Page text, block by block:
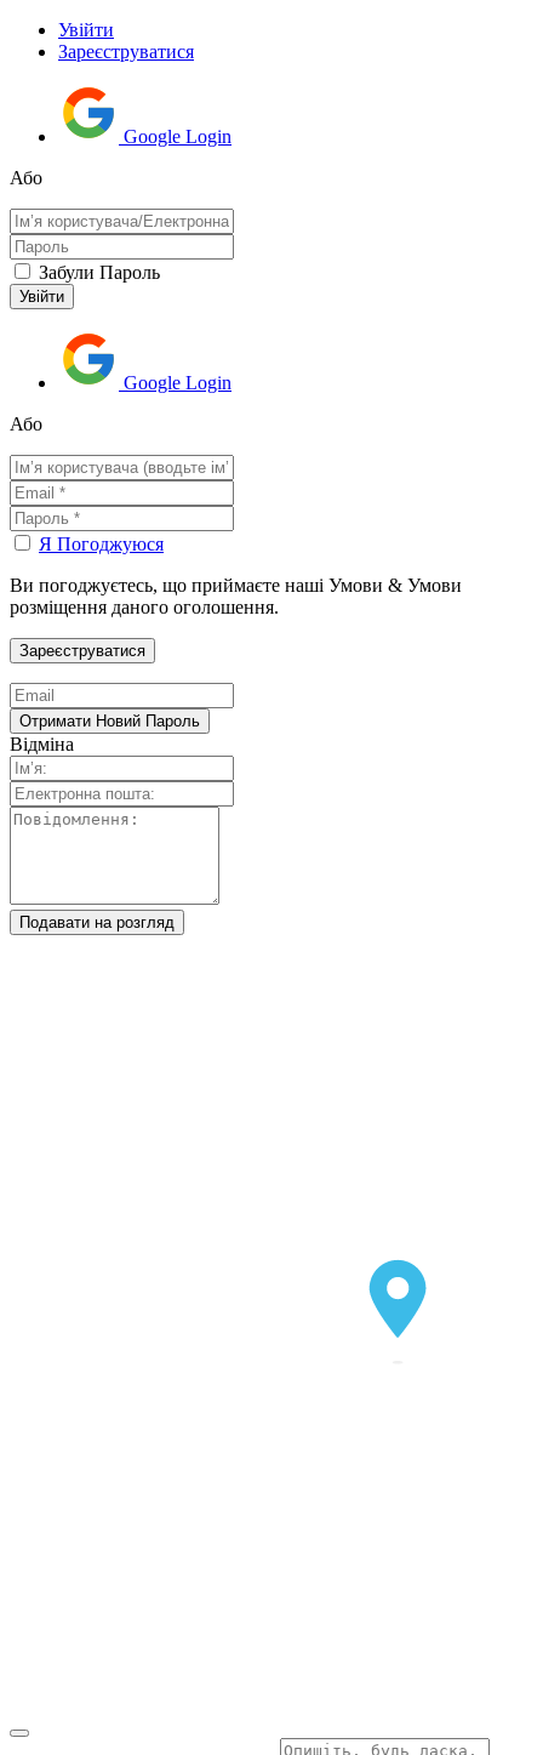
Увійти
Зареєструватися
Google Login
Або
Забули Пароль
Google Login
Або
Я Погоджуюся
Ви погоджуєтесь, що приймаєте наші Умови & Умови
розміщення даного оголошення.
Відміна